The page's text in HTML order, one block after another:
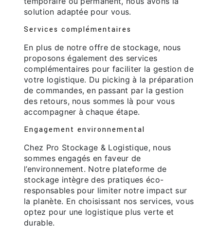
solution adaptée pour vous.
Services complémentaires
En plus de notre offre de stockage, nous
proposons également des services
complémentaires pour faciliter la gestion de
votre logistique. Du picking à la préparation
de commandes, en passant par la gestion
des retours, nous sommes là pour vous
accompagner à chaque étape.
Engagement environnemental
Chez Pro Stockage & Logistique, nous
sommes engagés en faveur de
l’environnement. Notre plateforme de
stockage intègre des pratiques éco-
responsables pour limiter notre impact sur
la planète. En choisissant nos services, vous
optez pour une logistique plus verte et
durable.